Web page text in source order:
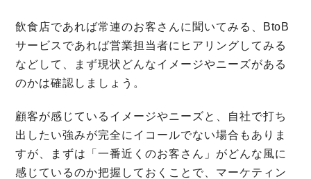
飲食店であれば常連のお客さんに聞いてみる、BtoB
サービスであれば営業担当者にヒアリングしてみる
などして、まず現状どんなイメージやニーズがある
のかは確認しましょう。
顧客が感じているイメージやニーズと、自社で打ち
出したい強みが完全にイコールでない場合もありま
すが、まずは「一番近くのお客さん」がどんな風に
感じているのか把握しておくことで、マーケティン